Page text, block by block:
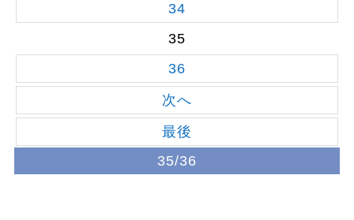
34
35
36
次へ
最後
35/36